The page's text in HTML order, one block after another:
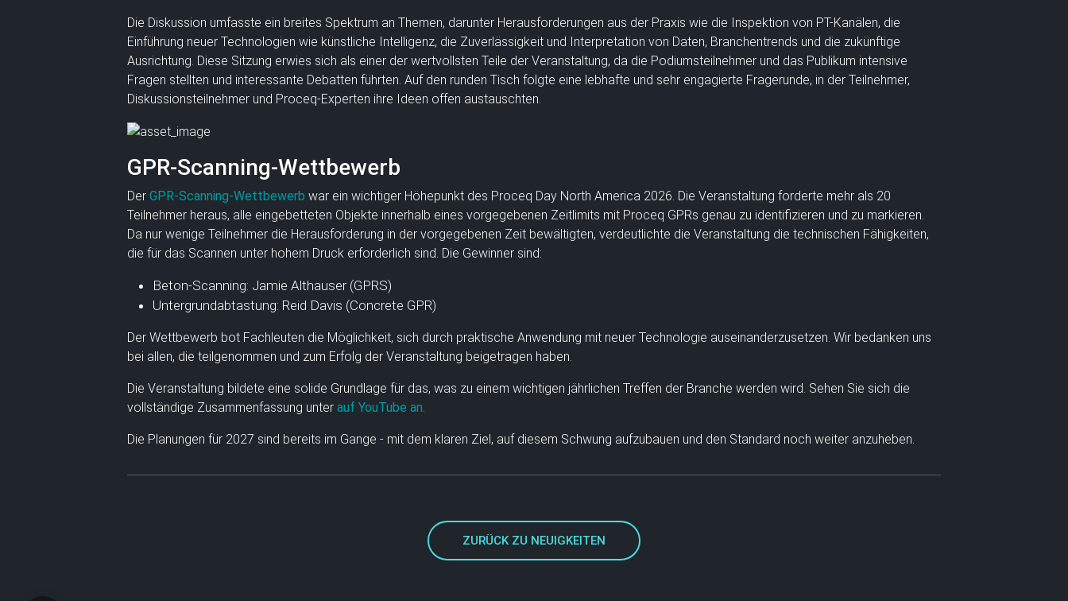
Die Diskussion umfasste ein breites Spektrum an Themen, darunter Herausforderungen aus der Praxis wie die Inspektion von PT-Kanälen, die
Einführung neuer Technologien wie künstliche Intelligenz, die Zuverlässigkeit und Interpretation von Daten, Branchentrends und die zukünftige
Ausrichtung. Diese Sitzung erwies sich als einer der wertvollsten Teile der Veranstaltung, da die Podiumsteilnehmer und das Publikum intensive
Fragen stellten und interessante Debatten führten. Auf den runden Tisch folgte eine lebhafte und sehr engagierte Fragerunde, in der Teilnehmer,
Diskussionsteilnehmer und Proceq-Experten ihre Ideen offen austauschten.
GPR-Scanning-Wettbewerb
Der GPR-Scanning-Wettbewerb war ein wichtiger Höhepunkt des Proceq Day North America 2026. Die Veranstaltung forderte mehr als 20
Teilnehmer heraus, alle eingebetteten Objekte innerhalb eines vorgegebenen Zeitlimits mit Proceq GPRs genau zu identifizieren und zu markieren.
Da nur wenige Teilnehmer die Herausforderung in der vorgegebenen Zeit bewältigten, verdeutlichte die Veranstaltung die technischen Fähigkeiten,
die für das Scannen unter hohem Druck erforderlich sind. Die Gewinner sind:
Beton-Scanning: Jamie Althauser (GPRS)
Untergrundabtastung: Reid Davis (Concrete GPR)
Der Wettbewerb bot Fachleuten die Möglichkeit, sich durch praktische Anwendung mit neuer Technologie auseinanderzusetzen. Wir bedanken uns
bei allen, die teilgenommen und zum Erfolg der Veranstaltung beigetragen haben.
Die Veranstaltung bildete eine solide Grundlage für das, was zu einem wichtigen jährlichen Treffen der Branche werden wird. Sehen Sie sich die
vollständige Zusammenfassung unter auf YouTube an.
Die Planungen für 2027 sind bereits im Gange - mit dem klaren Ziel, auf diesem Schwung aufzubauen und den Standard noch weiter anzuheben.
ZURÜCK ZU NEUIGKEITEN